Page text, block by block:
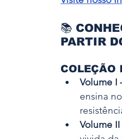
📚
PARTIR
Volume I
ensina
Volume